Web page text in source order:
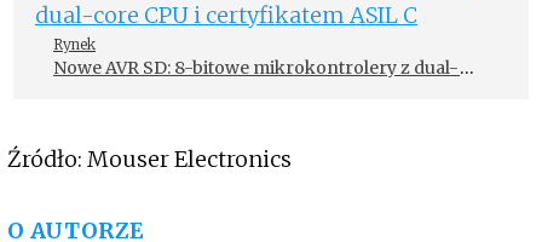
Rynek
Nowe AVR SD: 8-bitowe mikrokontrolery z dual-
Źródło: Mouser Electronics
O AUTORZE